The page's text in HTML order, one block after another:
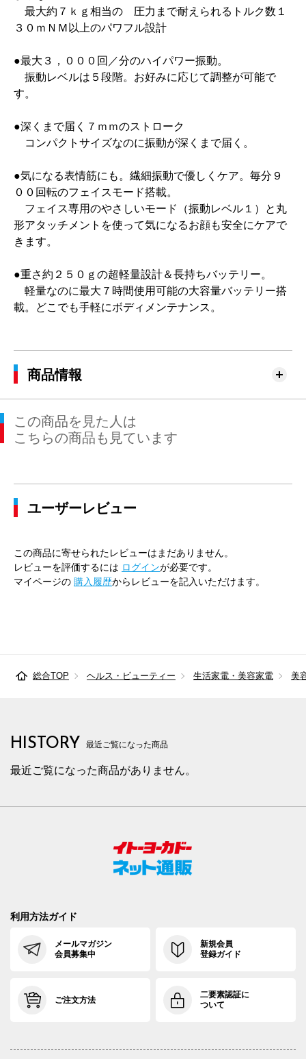
最大約７ｋｇ相当の 圧力まで耐えられるトルク数１
３０ｍＮＭ以上のパワフル設計
●最大３，０００回／分のハイパワー振動。
振動レベルは５段階。お好みに応じて調整が可能で
す。
●深くまで届く７ｍｍのストローク
コンパクトサイズなのに振動が深くまで届く。
●気になる表情筋にも。繊細振動で優しくケア。毎分９
００回転のフェイスモード搭載。
フェイス専用のやさしいモード（振動レベル１）と丸
形アタッチメントを使って気になるお顔も安全にケアで
きます。
●重さ約２５０ｇの超軽量設計＆長持ちバッテリー。
軽量なのに最大７時間使用可能の大容量バッテリー搭
載。どこでも手軽にボディメンテナンス。
商品情報
この商品を見た人は
こちらの商品も見ています
ユーザーレビュー
この商品に寄せられたレビューはまだありません。
レビューを評価するには ログインが必要です。
マイページの 購入履歴からレビューを記入いただけます。
総合TOP ヘルス・ビューティー 生活家電・美容家電 美
HISTORY 最近ご覧になった商品
最近ご覧になった商品がありません。
利用方法ガイド
メールマガジン
会員募集中
新規会員
登録ガイド
ご注文方法
二要素認証に
ついて